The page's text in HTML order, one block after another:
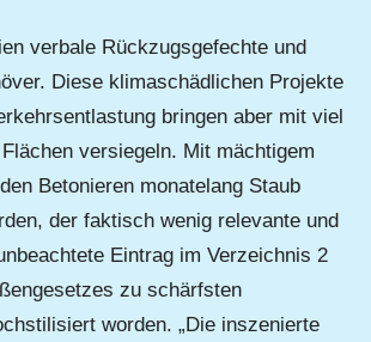
verbale Rückzugsgefechte und
Diese klimaschädlichen Projekte
bringen aber mit viel
versiegeln. Mit mächtigem
Betonieren monatelang Staub
der faktisch wenig relevante und
Eintrag im Verzeichnis 2
zu schärfsten
worden. „Die inszenierte